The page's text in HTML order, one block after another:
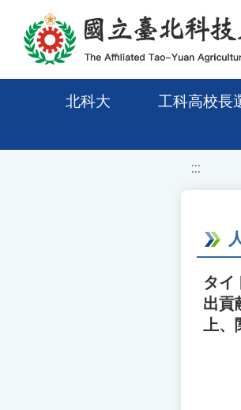
移至網頁之主要內容區位置
北科大 工科高校長
:::
タイ
出貢
上、